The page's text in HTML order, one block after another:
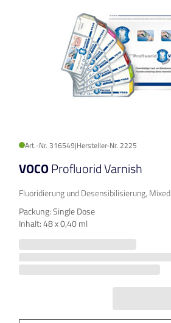
Art.-Nr. 316549|Hersteller-Nr. 2225
VOCOProfluorid Varnish
Fluoridierung und Desensibilisierung, Mixed
Packung: Single Dose
Inhalt: 48 x 0,40 ml